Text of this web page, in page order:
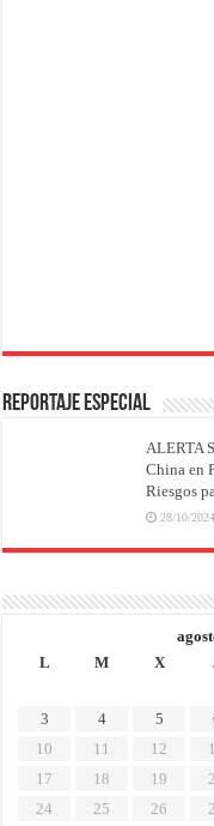
REPORTAJE ESPECIAL
ALERTA
China en
Riesgos
28/10/2024
L
M X
3
4 5
10
11 12
17
18 19
24
25 26